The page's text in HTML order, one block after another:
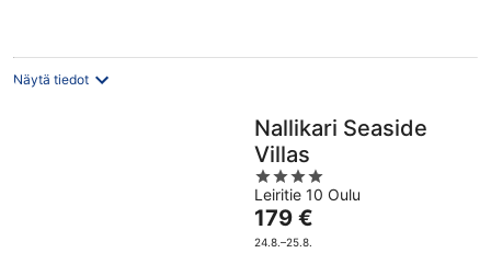
Näytä tiedot
Nallikari Seaside
Villas
4
out
of
5
Leiritie 10 Oulu
Hinta
on
179 €
24.8.–25.8.